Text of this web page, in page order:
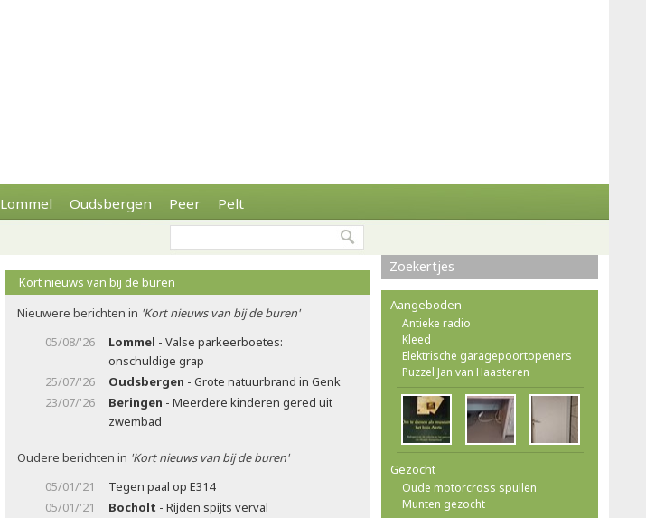
Lommel Oudsbergen Peer Pelt
Kort nieuws van bij de buren
Nieuwere berichten in 'Kort nieuws van bij de buren'
05/08/'26
Lommel - Valse parkeerboetes:
onschuldige grap
25/07/'26
Oudsbergen - Grote natuurbrand in Genk
23/07/'26
Beringen - Meerdere kinderen gered uit
zwembad
Oudere berichten in 'Kort nieuws van bij de buren'
05/01/'21
Tegen paal op E314
05/01/'21
Bocholt - Rijden spijts verval
Zoekertjes
Aangeboden
Antieke radio
Kleed
Elektrische garagepoortopeners
Puzzel Jan van Haasteren
Gezocht
Oude motorcross spullen
Munten gezocht